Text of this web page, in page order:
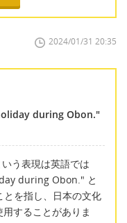
2024/01/31 20:35
during Obon."
う表現は英語では
during Obon." と
を指し、日本の文化
することがありま